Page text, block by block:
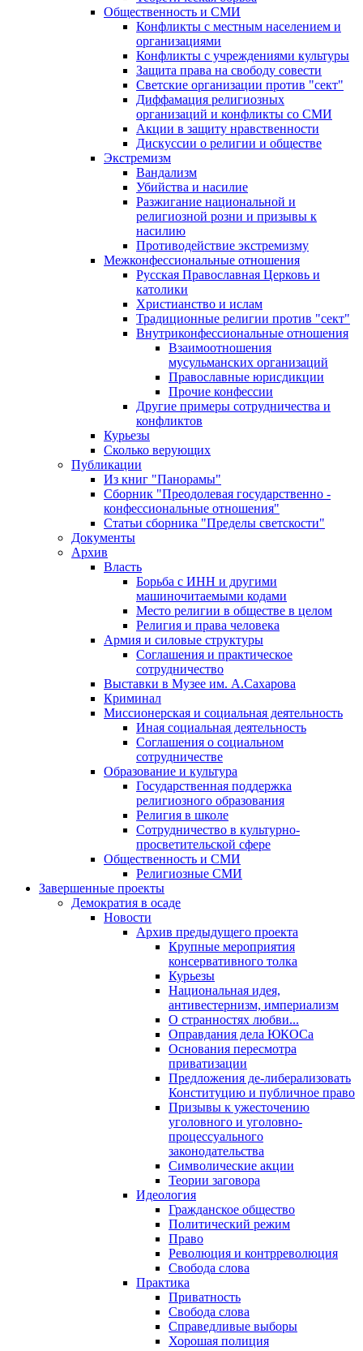
Общественность и СМИ
Конфликты с местным населением и
организациями
Конфликты с учреждениями культуры
Защита права на свободу совести
Светские организации против "сект"
Диффамация религиозных
организаций и конфликты со СМИ
Акции в защиту нравственности
Дискуссии о религии и обществе
Экстремизм
Вандализм
Убийства и насилие
Разжигание национальной и
религиозной розни и призывы к
насилию
Противодействие экстремизму
Межконфессиональные отношения
Русская Православная Церковь и
католики
Христианство и ислам
Традиционные религии против "сект"
Внутриконфессиональные отношения
Взаимоотношения
мусульманских организаций
Православные юрисдикции
Прочие конфессии
Другие примеры сотрудничества и
конфликтов
Курьезы
Сколько верующих
Публикации
Из книг "Панорамы"
Сборник "Преодолевая государственно -
конфессиональные отношения"
Статьи сборника "Пределы светскости"
Документы
Архив
Власть
Борьба с ИНН и другими
машиночитаемыми кодами
Место религии в обществе в целом
Религия и права человека
Армия и силовые структуры
Соглашения и практическое
сотрудничество
Выставки в Музее им. А.Сахарова
Криминал
Миссионерская и социальная деятельность
Иная социальная деятельность
Соглашения о социальном
сотрудничестве
Образование и культура
Государственная поддержка
религиозного образования
Религия в школе
Сотрудничество в культурно-
просветительской сфере
Общественность и СМИ
Религиозные СМИ
Завершенные проекты
Демократия в осаде
Новости
Архив предыдущего проекта
Крупные мероприятия
консервативного толка
Курьезы
Национальная идея,
антивестернизм, империализм
О странностях любви...
Оправдания дела ЮКОСа
Основания пересмотра
приватизации
Предложения де-либерализовать
Конституцию и публичное право
Призывы к ужесточению
уголовного и уголовно-
процессуального
законодательства
Символические акции
Теории заговора
Идеология
Гражданское общество
Политический режим
Право
Революция и контрреволюция
Свобода слова
Практика
Приватность
Свобода слова
Справедливые выборы
Хорошая полиция